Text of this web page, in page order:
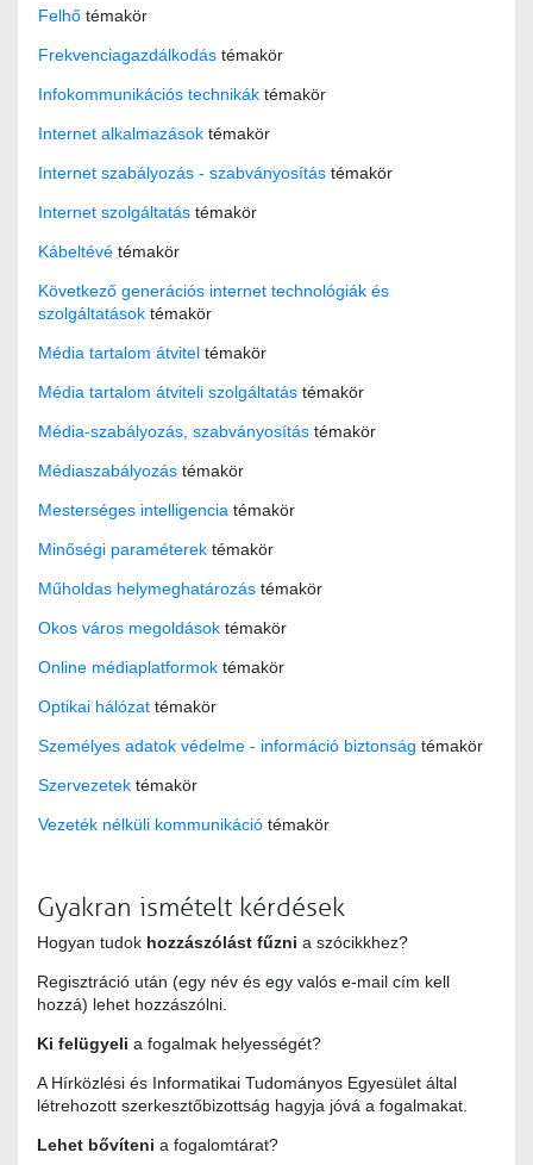
Felhő témakör
Frekvenciagazdálkodás témakör
Infokommunikációs technikák témakör
Internet alkalmazások témakör
Internet szabályozás - szabványosítás témakör
Internet szolgáltatás témakör
Kábeltévé témakör
Következő generációs internet technológiák és
szolgáltatások témakör
Média tartalom átvitel témakör
Média tartalom átviteli szolgáltatás témakör
Média-szabályozás, szabványosítás témakör
Médiaszabályozás témakör
Mesterséges intelligencia témakör
Minőségi paraméterek témakör
Műholdas helymeghatározás témakör
Okos város megoldások témakör
Online médiaplatformok témakör
Optikai hálózat témakör
Személyes adatok védelme - információ biztonság témakör
Szervezetek témakör
Vezeték nélküli kommunikáció témakör
Gyakran ismételt kérdések
Hogyan tudok hozzászólást fűzni a szócikkhez?
Regisztráció után (egy név és egy valós e-mail cím kell
hozzá) lehet hozzászólni.
Ki felügyeli a fogalmak helyességét?
A Hírközlési és Informatikai Tudományos Egyesület által
létrehozott szerkesztőbizottság hagyja jóvá a fogalmakat.
Lehet bővíteni a fogalomtárat?